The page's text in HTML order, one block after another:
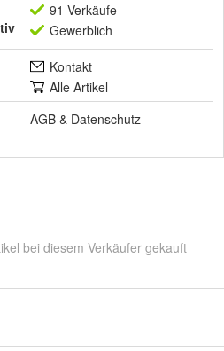
91 Verkäufe
Gewerblich
Kontakt
Alle Artikel
AGB & Datenschutz
bei diesem Verkäufer gekauft